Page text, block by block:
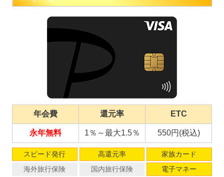
年会費 還元率 ETC
永年無料 1％～最大1.5％ 550円(税込)
スピード発行 高還元率
家族カード
海外旅行保険
国内旅行保険 電子マネー